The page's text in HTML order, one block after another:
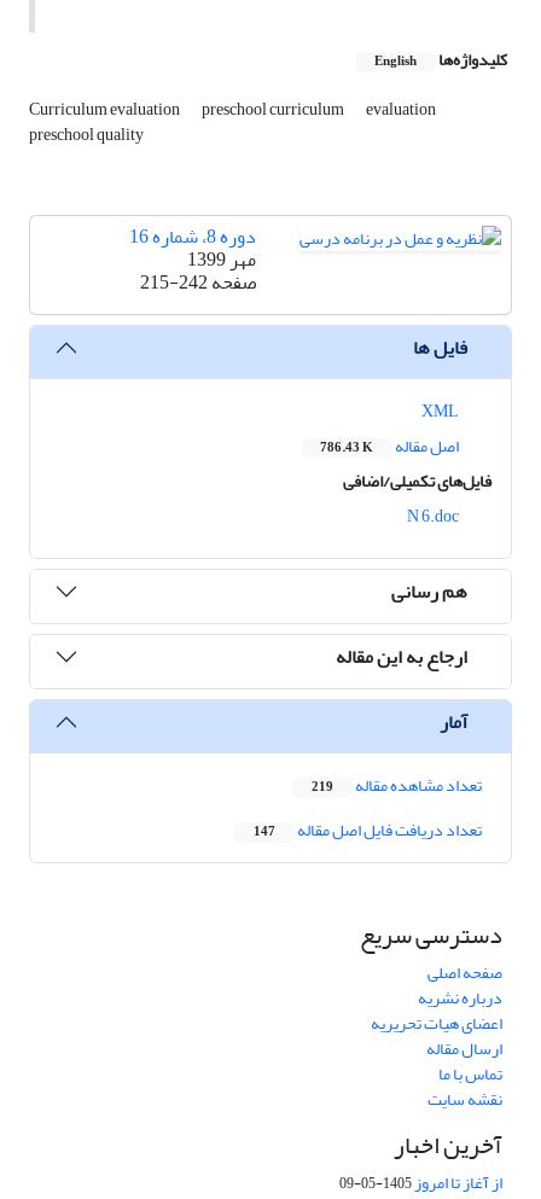
کلیدواژه‌ها English
Curriculum evaluation preschool curriculum evaluation
preschool quality
دوره 8، شماره 16
مهر 1399
صفحه215-242
فایل ها
اصل مقاله
786.43 K
فایل‌های تکمیلی/اضافی
N 6.doc
هم رسانی
ارجاع به این مقاله
آمار
تعداد مشاهده مقاله 219
تعداد دریافت فایل اصل مقاله 147
دسترسی سریع
صفحه اصلی
درباره نشریه
اعضای هیات تحریریه
ارسال مقاله
تماس با ما
نقشه سایت
آخرین اخبار
از آغاز تا امروز1405-05-09